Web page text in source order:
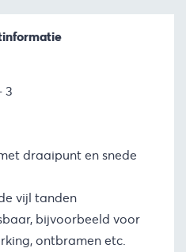
3
draaipunt en snede
vijl tanden
bijvoorbeeld voor
ontbramen etc.